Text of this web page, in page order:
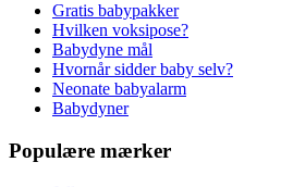
Gratis babypakker
Hvilken voksipose?
Babydyne mål
Hvornår sidder baby selv?
Neonate babyalarm
Babydyner
Populære mærker